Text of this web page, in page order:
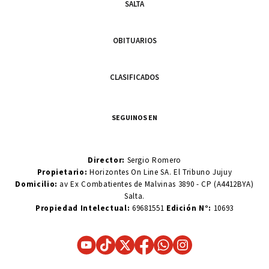
SALTA
OBITUARIOS
CLASIFICADOS
SEGUINOS EN
Director: Sergio Romero
Propietario:Horizontes On Line SA. El Tribuno Jujuy
Domicilio: av Ex Combatientes de Malvinas 3890 - CP (A4412BYA)
Salta.
Propiedad Intelectual: 69681551 Edición N°: 10693